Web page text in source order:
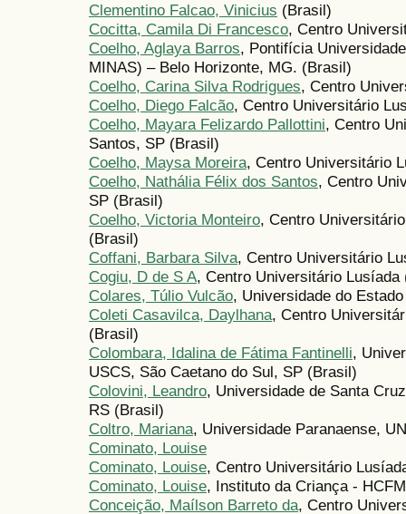
Clementino Falcao, Vinicius (Brasil)
Cocitta, Camila Di Francesco, Centro
Coelho, Aglaya Barros, Pontifícia
MINAS) – Belo Horizonte, MG. (Brasil)
Coelho, Carina Silva Rodrigues, Centro
Coelho, Diego Falcão, Centro Universitário
Coelho, Mayara Felizardo Pallottini, Centro
Santos, SP (Brasil)
Coelho, Maysa Moreira, Centro Universitário
Coelho, Nathália Félix dos Santos, Centro
SP (Brasil)
Coelho, Victoria Monteiro, Centro
(Brasil)
Coffani, Barbara Silva, Centro Universitário
Cogiu, D de S A, Centro Universitário Lusíada
Colares, Túlio Vulcão, Universidade do
Coleti Casavilca, Daylhana, Centro
(Brasil)
Colombara, Idalina de Fátima Fantinelli,
USCS, São Caetano do Sul, SP (Brasil)
Colovini, Leandro, Universidade de Santa
RS (Brasil)
Coltro, Mariana, Universidade Paranaense,
Cominato, Louise
Cominato, Louise, Centro Universitário
Cominato, Louise, Instituto da Criança -
Conceição, Maílson Barreto da, Centro